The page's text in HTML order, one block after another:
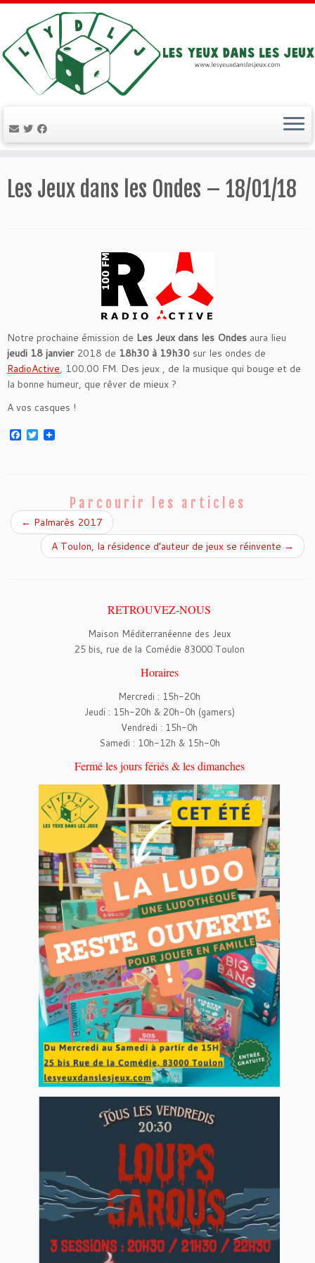
au
contenu
Les Jeux dans les Ondes – 18/01/18
Notre prochaine émission de Les Jeux dans les Ondes aura lieu
jeudi 18 janvier2018 de 18h30 à 19h30 sur les ondes de
RadioActive, 100.00 FM. Des jeux , de la musique qui bouge et de
la bonne humeur, que rêver de mieux ?
A vos casques !
F
k
T
w
Parcourir les articles
← Palmarès 2017
A Toulon, la résidence d’auteur de jeux se réinvente →
RETROUVEZ-NOUS
Maison Méditerranéenne des Jeux
25 bis, rue de la Comédie 83000 Toulon
Horaires
Mercredi : 15h-20h
Jeudi : 15h-20h & 20h-0h (gamers)
Vendredi : 15h-0h
Samedi : 10h-12h & 15h-0h
Fermé les jours fériés & les dimanches